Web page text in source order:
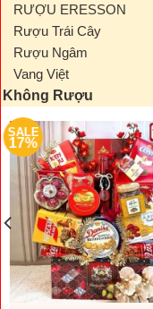
RƯỢU ERESSON
Rượu Trái Cây
Rượu Ngâm
Vang Việt
Không Rượu
SALE
17%